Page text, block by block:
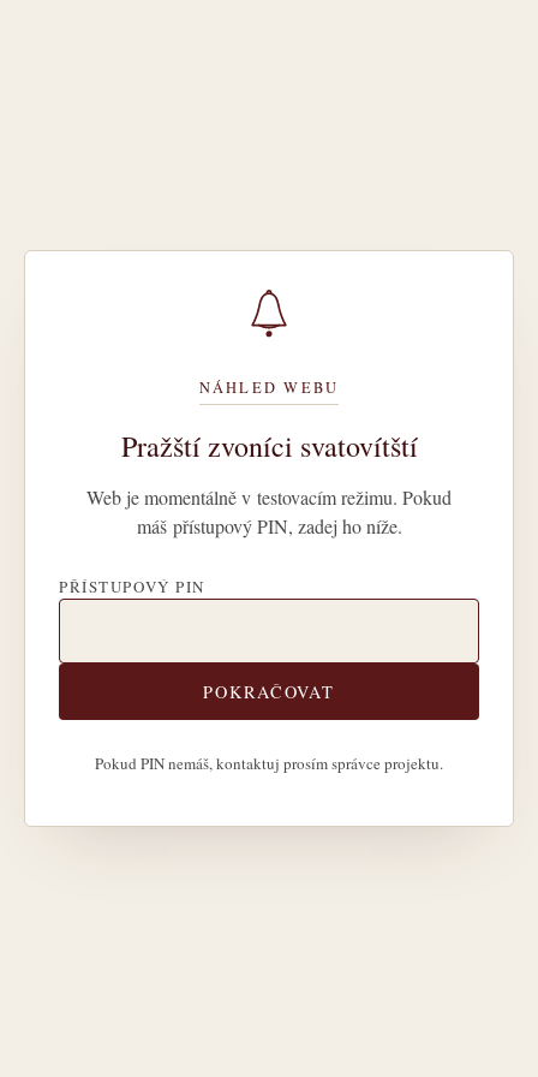
NÁHLED WEBU
Pražští zvoníci svatovítští
Web je momentálně v testovacím režimu. Pokud
máš přístupový PIN, zadej ho níže.
PŘÍSTUPOVÝ PIN
POKRAČOVAT
Pokud PIN nemáš, kontaktuj prosím správce projektu.